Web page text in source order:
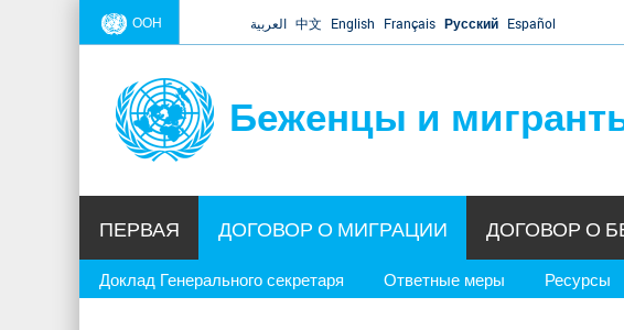
ООН العربية 中文 English Français Русский Español
Беженцы и
ПЕРВАЯ ДОГОВОР О МИГРАЦИИ
Доклад Генерального секретаря Ответные меры Ресурсы
ДОГОВОР О